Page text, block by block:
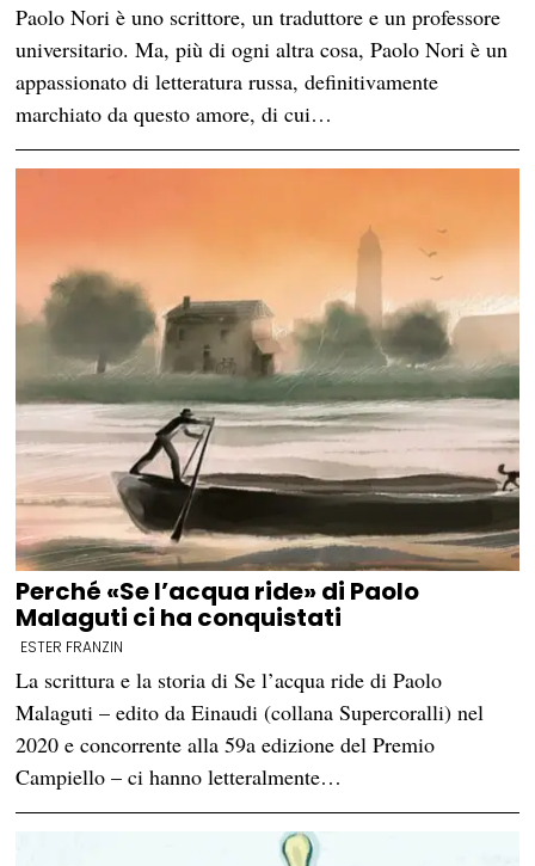
Paolo Nori è uno scrittore, un traduttore e un professore
universitario. Ma, più di ogni altra cosa, Paolo Nori è un
appassionato di letteratura russa, definitivamente
marchiato da questo amore, di cui…
Perché «Se l’acqua ride» di Paolo
Malaguti ci ha conquistati
ESTER FRANZIN
La scrittura e la storia di Se l’acqua ride di Paolo
Malaguti – edito da Einaudi (collana Supercoralli) nel
2020 e concorrente alla 59a edizione del Premio
Campiello – ci hanno letteralmente…